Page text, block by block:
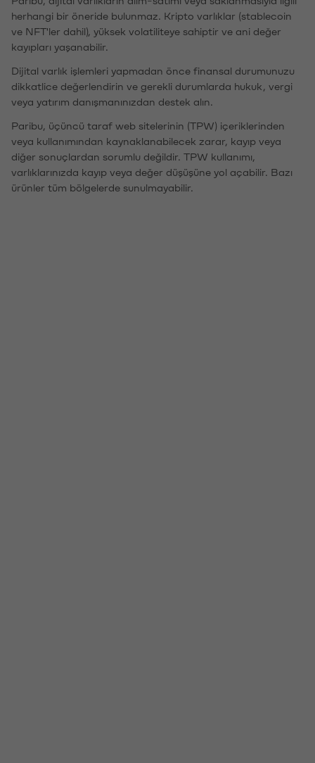
herhangi bir öneride bulunmaz. Kripto varlıklar (stablecoin
ve NFT'ler dahil), yüksek volatiliteye sahiptir ve ani değer
kayıpları yaşanabilir.
Dijital varlık işlemleri yapmadan önce finansal durumunuzu
dikkatlice değerlendirin ve gerekli durumlarda hukuk, vergi
veya yatırım danışmanınızdan destek alın.
Paribu, üçüncü taraf web sitelerinin (TPW) içeriklerinden
veya kullanımından kaynaklanabilecek zarar, kayıp veya
diğer sonuçlardan sorumlu değildir. TPW kullanımı,
varlıklarınızda kayıp veya değer düşüşüne yol açabilir. Bazı
ürünler tüm bölgelerde sunulmayabilir.